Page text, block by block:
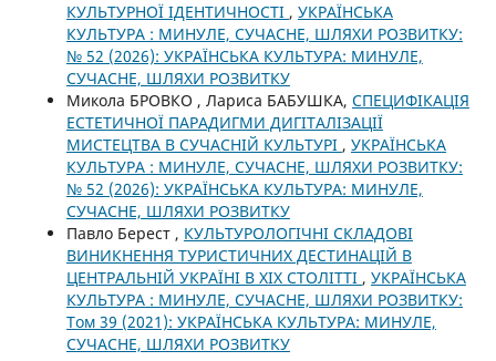
КУЛЬТУРНОЇ ІДЕНТИЧНОСТІ , УКРАЇНСЬКА
КУЛЬТУРА : МИНУЛЕ, СУЧАСНЕ, ШЛЯХИ РОЗВИТКУ:
№ 52 (2026): УКРАЇНСЬКА КУЛЬТУРА: МИНУЛЕ,
СУЧАСНЕ, ШЛЯХИ РОЗВИТКУ
Микола БРОВКО , Лариса БАБУШКА, СПЕЦИФІКАЦІЯ
ЕСТЕТИЧНОЇ ПАРАДИГМИ ДИГІТАЛІЗАЦІЇ
МИСТЕЦТВА В СУЧАСНІЙ КУЛЬТУРІ , УКРАЇНСЬКА
КУЛЬТУРА : МИНУЛЕ, СУЧАСНЕ, ШЛЯХИ РОЗВИТКУ:
№ 52 (2026): УКРАЇНСЬКА КУЛЬТУРА: МИНУЛЕ,
СУЧАСНЕ, ШЛЯХИ РОЗВИТКУ
Павло Берест , КУЛЬТУРОЛОГІЧНІ СКЛАДОВІ
ВИНИКНЕННЯ ТУРИСТИЧНИХ ДЕСТИНАЦІЙ В
ЦЕНТРАЛЬНІЙ УКРАЇНІ В ХІХ СТОЛІТТІ , УКРАЇНСЬКА
КУЛЬТУРА : МИНУЛЕ, СУЧАСНЕ, ШЛЯХИ РОЗВИТКУ:
Том 39 (2021): УКРАЇНСЬКА КУЛЬТУРА: МИНУЛЕ,
СУЧАСНЕ, ШЛЯХИ РОЗВИТКУ